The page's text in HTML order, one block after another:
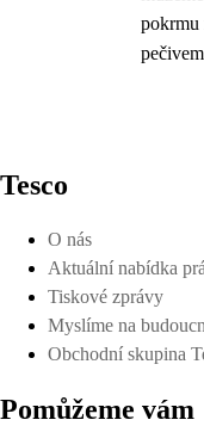
pokrmu
Tesco
O nás
Aktuální nabídka
Tiskové zprávy
Myslíme na
Obchodní skupina
Pomůžeme vám